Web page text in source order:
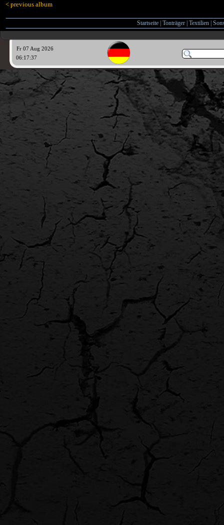
< previous album
Startseite Tonträger Textilien
Fr 07 Aug 2026
06:17:38